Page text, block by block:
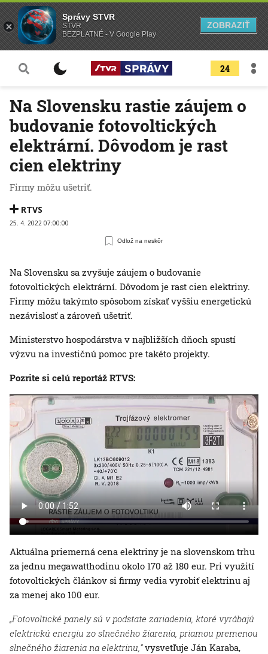
24
Na Slovensku rastie záujem o
budovanie fotovoltických
elektrární. Dôvodom je rast
cien elektriny
Firmy môžu ušetriť.
RTVS
25. 4. 2022 07:00:00
Odlož na neskôr
Na Slovensku sa zvyšuje záujem o budovanie
fotovoltických elektrární. Dôvodom je rast cien elektriny.
Firmy môžu takýmto spôsobom získať vyššiu energetickú
nezávislosť a zároveň ušetriť.
Ministerstvo hospodárstva v najbližších dňoch spustí
výzvu na investičnú pomoc pre takéto projekty.
Pozrite si celú reportáž RTVS:
Aktuálna priemerná cena elektriny je na slovenskom trhu
za jednu megawatthodinu okolo 170 až 180 eur. Pri využití
fotovoltických článkov si firmy vedia vyrobiť elektrinu aj
za menej ako 100 eur.
„Fotovoltické panely sú v podstate zariadenia, ktoré vyrábajú
elektrickú energiu zo slnečného žiarenia, priamou premenou
slnečného žiarenia na elektrinu,“vysvetľuje Ján Karaba,
Správy STVR
STVR
BEZPLATNÉ - V Google Play
ZOBRAZIŤ